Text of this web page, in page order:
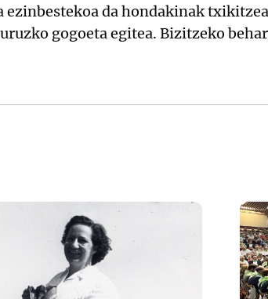
ezinbestekoa da hondakinak
gogoeta egitea. Bizitzeko